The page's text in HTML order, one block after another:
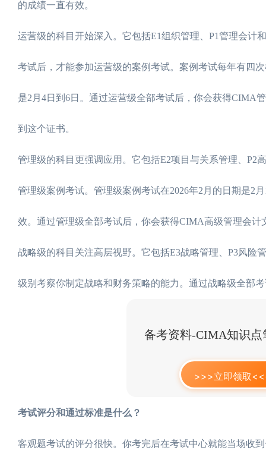
的成绩一直有效。
运营级的科目开始深入。它包括E1组织管理、P1管理会计
考试后，才能参加运营级的案例考试。案例考试每年有四
是2月4日到6日。通过运营级全部考试后，你会获得CIMA
到这个证书。
管理级的科目更强调应用。它包括E2项目与关系管理、P2
管理级案例考试。管理级案例考试在2026年2月的日期是2
效。通过管理级全部考试后，你会获得CIMA高级管理会计
战略级的科目关注高层视野。它包括E3战略管理、P3风险
级别考察你制定战略和财务策略的能力。通过战略级全部
备考资料-CIMA知识点
>>>立即领取
考试评分和通过标准是什么？
客观题考试的评分很快。你考完后在考试中心就能当场收